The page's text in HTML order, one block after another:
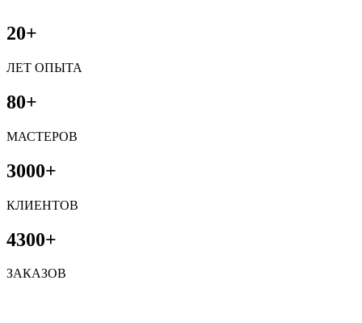
20+
ЛЕТ ОПЫТА
80+
МАСТЕРОВ
3000+
КЛИЕНТОВ
4300+
ЗАКАЗОВ